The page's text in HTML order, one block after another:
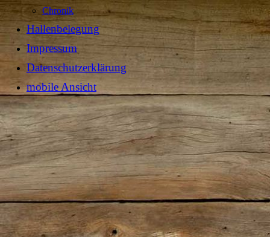
Chronik
Hallenbelegung
Impressum
Datenschutzerklärung
mobile Ansicht